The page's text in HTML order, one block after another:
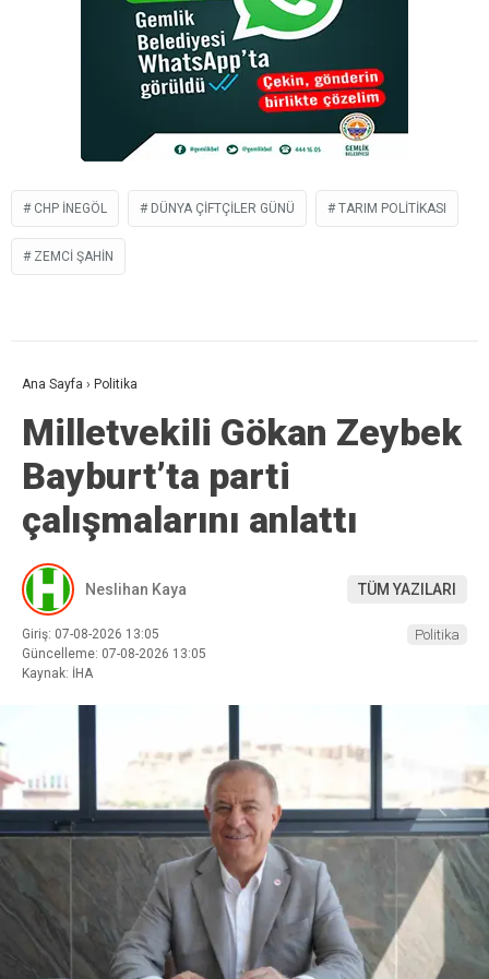
CHP INEGÖL DÜNYA ÇIFTÇILER GÜNÜ TARIM POLITIKASI
ZEMCI ŞAHIN
Ana Sayfa › Politika
Milletvekili Gökan Zeybek
Bayburt’ta parti
çalışmalarını anlattı
Neslihan Kaya TÜM YAZILARI
Giriş: 07-08-2026 13:05
Güncelleme: 07-08-2026 13:05
Kaynak: İHA
Politika